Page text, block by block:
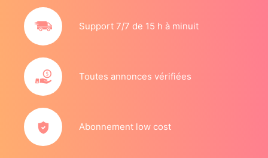
Support 7/7 de 15 h à minuit
Toutes annonces vérifiées
Abonnement low cost